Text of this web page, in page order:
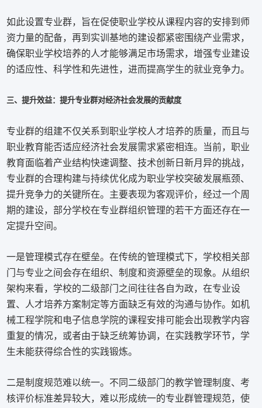
如此设置专业群，旨在促使职业学校从课程内容的安排到师
资力量的配备，再到实训基地的建设都紧密围绕产业需求，
确保职业学校培养的人才能够满足市场需求，增强专业建设
的适应性、科学性和先进性，进而提高学生的就业竞争力。
三、提升效益：提升专业群对经济社会发展的贡献度
专业群的组建不仅关系到职业学校人才培养的质量，而且与
职业教育能否适应经济社会发展需求紧密相连。当前，职业
教育面临着产业结构快速调整、技术创新日新月异的挑战，
专业群的合理构建与持续优化成为职业学校突破发展瓶颈、
提升竞争力的关键所在。主要表现为客观评价，经过一个周
期的建设，部分学校在专业群组织管理的若干方面还存在一
定提升空间。
一是管理模式存在壁垒。在传统的管理模式下，学校相关部
门与专业之间会存在组织、制度和资源壁垒的现象。从组织
架构来看，学校的二级部门之间往往各自为政，在专业设
置、人才培养方案制定等方面缺乏有效的沟通与协作。如机
械工程学院和电子信息学院的课程安排可能会出现教学内容
重复的情况，或者由于缺乏统筹协调，在实践教学环节，学
生未能获得综合性的实践锻炼。
二是制度规范难以统一。不同二级部门的教学管理制度、考
核评价标准差异较大，难以形成统一的专业群管理规范，使